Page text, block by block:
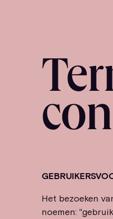
Het bezoeken
noemen: